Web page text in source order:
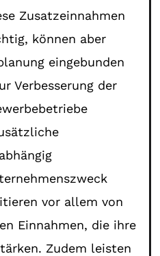
Zusatzeinnahmen
können aber
eingebunden
Verbesserung der
vor allem von
Einnahmen, die ihre
Zudem leisten